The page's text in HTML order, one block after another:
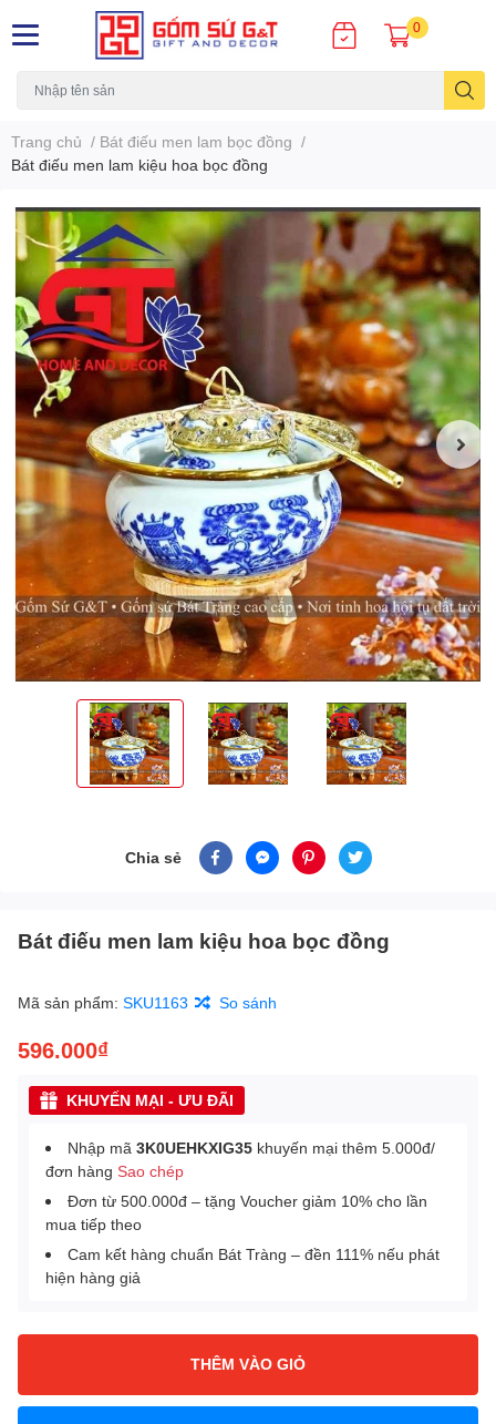
0
Trang chủ / Bát điếu men lam bọc đồng /
Bát điếu men lam kiệu hoa bọc đồng
Chia sẻ
Bát điếu men lam kiệu hoa bọc đồng
Mã sản phẩm: SKU1163 So sánh
596.000₫
KHUYẾN MẠI - ƯU ĐÃI
Nhập mã 3K0UEHKXIG35 khuyến mại thêm 5.000đ/
đơn hàng Sao chép
Đơn từ 500.000đ – tặng Voucher giảm 10% cho lần
mua tiếp theo
Cam kết hàng chuẩn Bát Tràng – đền 111% nếu phát
hiện hàng giả
THÊM VÀO GIỎ